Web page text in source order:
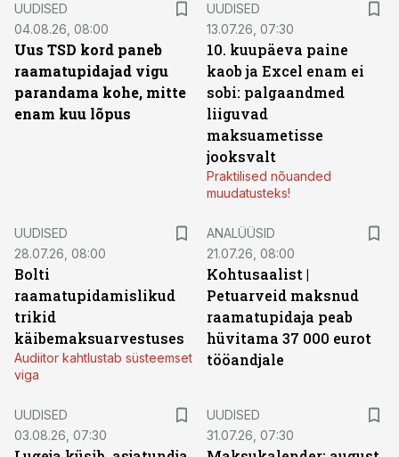
UUDISED
04.08.26, 08:00
Uus TSD kord paneb
raamatupidajad vigu
parandama kohe, mitte
enam kuu lõpus
UUDISED
13.07.26, 07:30
10. kuupäeva paine
kaob ja Excel enam ei
sobi: palgaandmed
liiguvad
maksuametisse
jooksvalt
Praktilised nõuanded
muudatusteks!
UUDISED
28.07.26, 08:00
Bolti
raamatupidamislikud
trikid
käibemaksuarvestuses
Audiitor kahtlustab süsteemset
viga
ANALÜÜSID
21.07.26, 08:00
Kohtusaalist |
Petuarveid maksnud
raamatupidaja peab
hüvitama 37 000 eurot
tööandjale
UUDISED
03.08.26, 07:30
UUDISED
31.07.26, 07:30